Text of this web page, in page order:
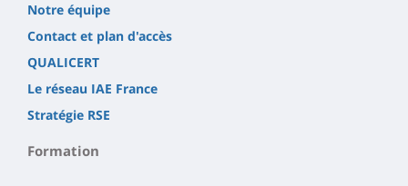
Notre équipe
Contact et plan d'accès
QUALICERT
Le réseau IAE France
Stratégie RSE
Formation